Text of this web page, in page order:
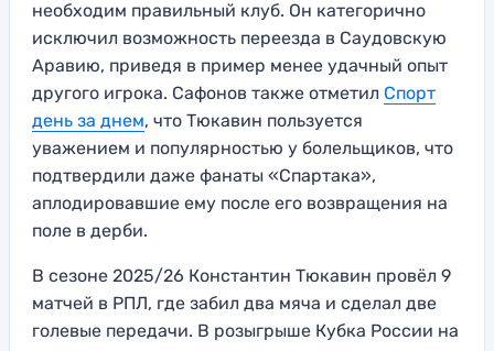
необходим правильный клуб. Он категорично
исключил возможность переезда в Саудовскую
Аравию, приведя в пример менее удачный опыт
другого игрока. Сафонов также отметил Спорт
день за днем, что Тюкавин пользуется
уважением и популярностью у болельщиков, что
подтвердили даже фанаты «Спартака»,
аплодировавшие ему после его возвращения на
поле в дерби.
В сезоне 2025/26 Константин Тюкавин провёл 9
матчей в РПЛ, где забил два мяча и сделал две
голевые передачи. В розыгрыше Кубка России на